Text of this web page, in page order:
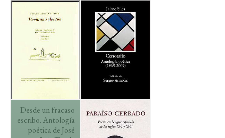
Desde un fracaso
escribo. Antología
poética de José